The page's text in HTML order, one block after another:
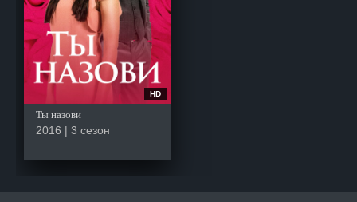
HD
Ты назови
2016 | 3 сезон